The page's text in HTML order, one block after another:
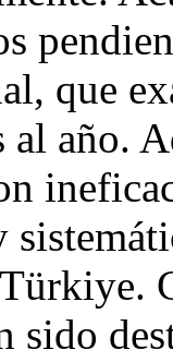
que
al año.
sido